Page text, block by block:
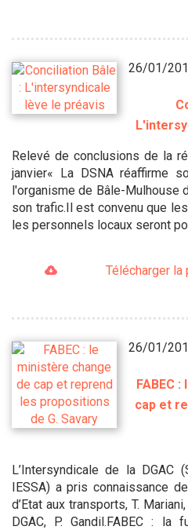
26/01/
Relevé de conclusions de la
janvier« La DSNA réaffirme
l'organisme de Bâle-Mulhouse
son trafic.Il est convenu que
les personnels locaux seront
Télécharger la
26/01/
FABEC
cap et
L’Intersyndicale de la DGAC
IESSA) a pris connaissance
d’Etat aux transports, T.
DGAC, P. Gandil.FABEC :